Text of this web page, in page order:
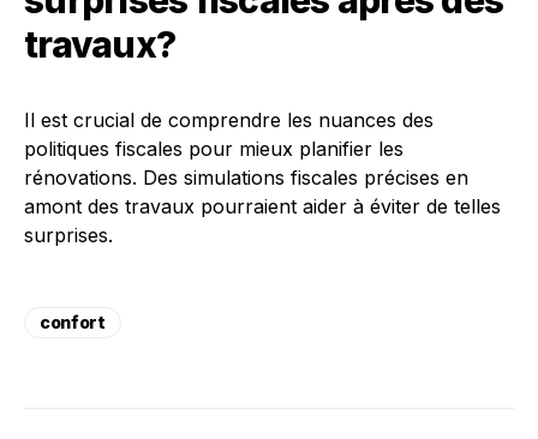
travaux?
Il est crucial de comprendre les nuances des
politiques fiscales pour mieux planifier les
rénovations. Des simulations fiscales précises en
amont des travaux pourraient aider à éviter de telles
surprises.
confort